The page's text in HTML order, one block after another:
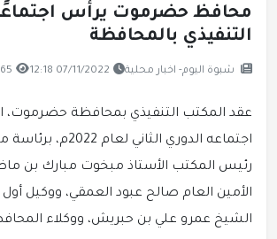
محافظ حضرموت يرأس
التنفيذي بالمحافظة
شبوة اليوم- اخبار محلية 07/11/2022 12:18
365
عقد المكتب التنفيذي بمحافظة حضرموت،
اجتماعه الدوري
رئيس المكتب الأستاذ مبخوت مبارك بن
الأمين العام صالح عبود العمقي، ووكيل
الشيخ عمرو علي بن حبريش، ووكلاء